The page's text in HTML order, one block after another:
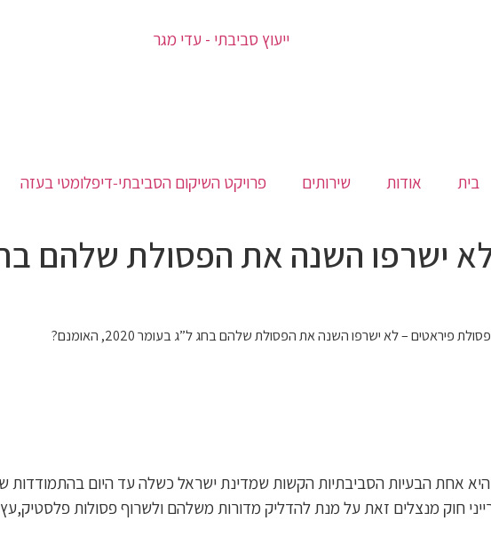
בית
אודות שירותים פרויקט השיקום הסביבתי‑דיפלומטי בעזה
ישרפו השנה את הפסולת שלהם
פיראטים – לא ישרפו השנה את הפסולת שלהם בחג ל”ג בעומר 2020, האומנם?
היא אחת הבעיות הסביבתיות הקשות שמדינת ישראל כשלה עד היום בהתמודדות
חוק מנצלים זאת על מנת להדליק מדורות משלהם ולשרוף פסולות